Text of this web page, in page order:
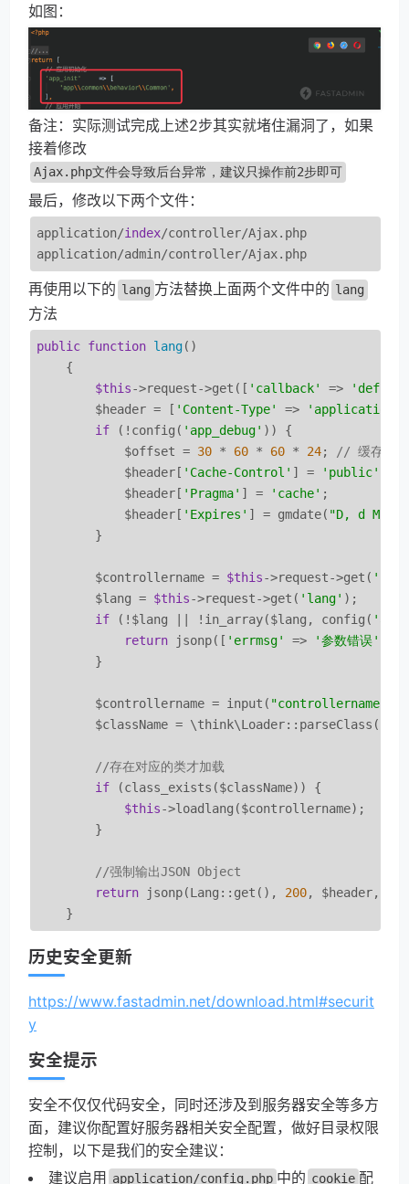
如图：
备注：实际测试完成上述2步其实就堵住漏洞了，如果
接着修改
Ajax.php文件会导致后台异常，建议只操作前2步即可
最后，修改以下两个文件：
application/index/controller/Ajax.php
application/admin/controller/Ajax.php
再使用以下的 lang 方法替换上面两个文件中的 lang
方法
public function lang( )
{
$this->request->get([ 'callback' =>
'define'
        $header = [
'Content-Type' =>
'application/
if (!config( 'app_debug' )) {
            $offset =
30 * 60 * 60 * 24;
// 缓存一
            $header[
'Cache-Control' ] = 'public'
            $header[
'Pragma' ] = 'cache' ;
            $header[
'Expires' ] = gmdate( "D, d M Y
        }
        $controllername =
$this->request->get(
        $lang =
$this->request->get( 'lang' );
if (!$lang || !in_array($lang, config(
return jsonp([ 'errmsg' => '参数错误'
        }
        $controllername = input(
"controllername"
        $className = \think\Loader::parseClass(
//存在对应的类才加载
if (class_exists($className)) {
$this->loadlang($controllername);
        }
//强制输出JSON Object
return jsonp(Lang::get(), 200, $header, [
历史安全更新
https://www.fastadmin.net/download.html#securit
y
安全提示
安全不仅仅代码安全，同时还涉及到服务器安全等多方
面，建议你配置好服务器相关安全配置，做好目录权限
控制，以下是我们的安全建议：
建议启用
application/config.php 中的 cookie 配